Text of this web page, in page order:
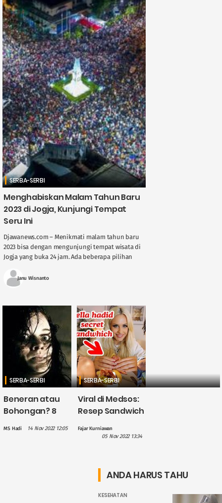
SERBA-SERBI
Menghabiskan Malam Tahun Baru
2023 di Jogja, Kunjungi Tempat
Seru Ini
Djawanews.com – Menikmati malam tahun baru
2023 bisa dengan mengunjungi tempat wisata di
Jogja yang buka 24 jam. Ada beberapa pilihan
baru 2023. Berikut ....
Janu Wisnanto
SERBA-SERBI
Beneran atau
Bohongan? 8
MS Hadi 14 Nov 2022 12:05
SERBA-SERBI
Viral di Medsos:
Resep Sandwich
Wajib Banget
Fajar Kurniawan
05 Nov 2022 13:34
ANDA HARUS TAHU
KESEHATAN